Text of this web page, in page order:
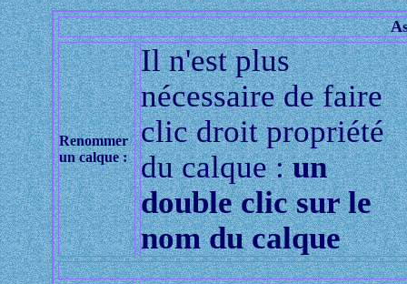
Renommer
un calque :
Il n'est plus
nécessaire de faire
clic droit propriété
du calque :un
double clic sur le
nom du calque